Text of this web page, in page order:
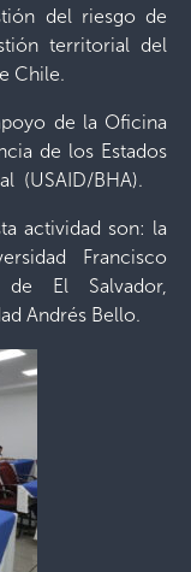
del riesgo de
territorial del
Chile.
de la Oficina
de los Estados
(USAID/BHA).
actividad son: la
Francisco
de El Salvador,
Andrés Bello.